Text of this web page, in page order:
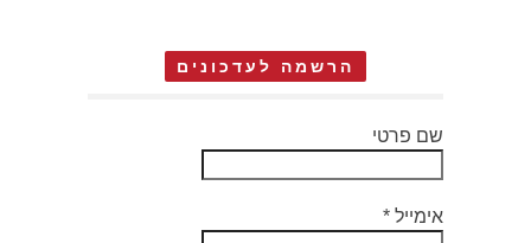
הרשמה לעדכונים
שם פרטי
אימייל *